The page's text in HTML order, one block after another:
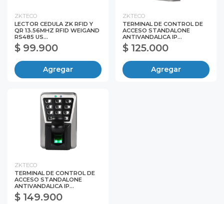
ZKTECO
LECTOR CEDULA ZK RFID Y
QR 13.56MHZ RFID WEIGAND
RS485 US...
$ 99.900
Agregar
ZKTECO
TERMINAL DE CONTROL DE
ACCESO STANDALONE
ANTIVANDALICA IP...
$ 125.000
Agregar
ZKTECO
TERMINAL DE CONTROL DE
ACCESO STANDALONE
ANTIVANDALICA IP...
$ 149.900